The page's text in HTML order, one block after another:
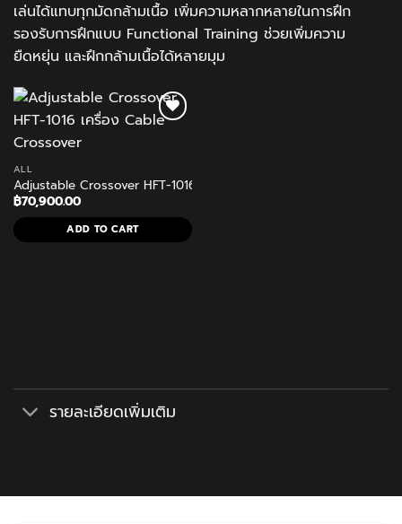
เล่นได้แทบทุกมัดกล้ามเนื้อ เพิ่มความหลากหลายในการฝึก
รองรับการฝึกแบบ Functional Training ช่วยเพิ่มความ
ยืดหยุ่น และฝึกกล้ามเนื้อได้หลายมุม
ALL
Adjustable Crossover HFT-1016 เครื่อง Cable Crossover
฿70,900.00
ADD TO CART
รายละเอียดเพิ่มเติม